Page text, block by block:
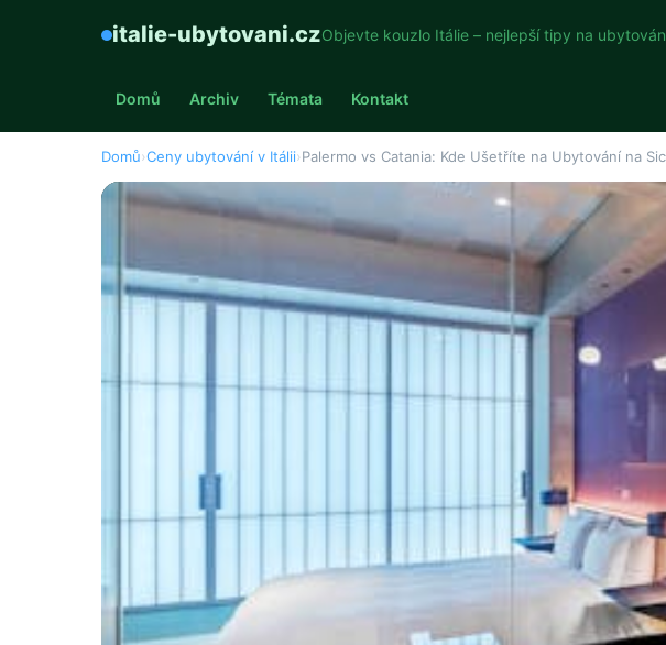
italie-ubytovani.czObjevte kouzlo Itálie – nejlepší tipy na
Domů Archiv Témata Kontakt
Domů›Ceny ubytování v Itálii›Palermo vs Catania: Kde Ušetříte na Ubytování na